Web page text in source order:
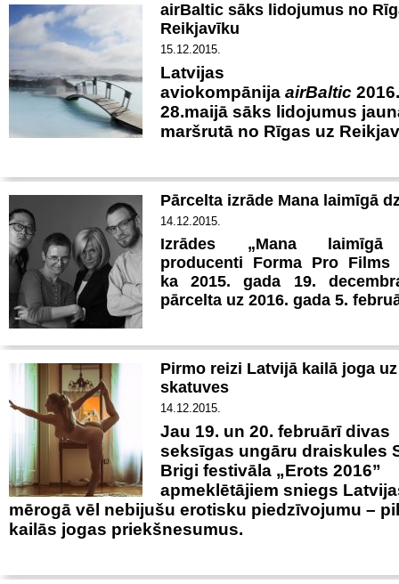
airBaltic sāks lidojumus no
Reikjavīku
15.12.2015.
Latvijas
aviokompānija airBaltic
28.maijā sāks lidojumus
maršrutā no Rīgas uz
Pārcelta izrāde Mana laimīgā
14.12.2015.
Izrādes „Mana laimīgā
producenti
Forma Pro Films
ka 2015. gada 19.
pārcelta uz 2016. gada 5.
Pirmo reizi Latvijā kailā joga
skatuves
14.12.2015.
Jau 19. un 20. februārī divas
seksīgas ungāru draiskules
Brigi festivāla „Erots 2016”
apmeklētājiem sniegs
mērogā vēl nebijušu erotisku piedzīvojumu –
kailās jogas priekšnesumus.